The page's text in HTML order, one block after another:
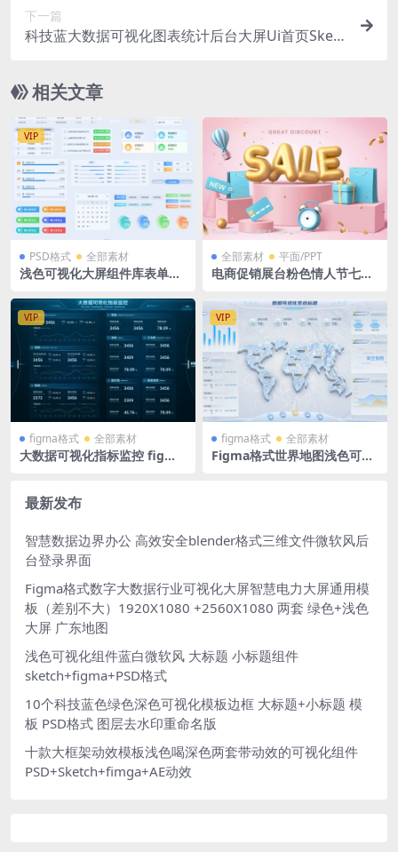
下一篇
科技蓝大数据可视化图表统计后台大屏Ui首页Sketc
相关文章
VIP
PSD格式 全部素材
浅色可视化大屏组件库表单数
全部素材 平面/PPT
电商促销展台粉色情人节七夕
Ai矢量格式
VIP
figma格式 全部素材
大数据可视化指标监控 figma
VIP
figma格式 全部素材
Figma格式世界地图浅色可视
最新发布
智慧数据边界办公 高效安全blender格式三维文件微软风后
台登录界面
Figma格式数字大数据行业可视化大屏智慧电力大屏通用模
板（差别不大）1920X1080 +2560X1080 两套 绿色+浅色
大屏 广东地图
浅色可视化组件蓝白微软风 大标题 小标题组件
sketch+figma+PSD格式
10个科技蓝色绿色深色可视化模板边框 大标题+小标题 模
板 PSD格式 图层去水印重命名版
十款大框架动效模板浅色喝深色两套带动效的可视化组件
PSD+Sketch+fimga+AE动效